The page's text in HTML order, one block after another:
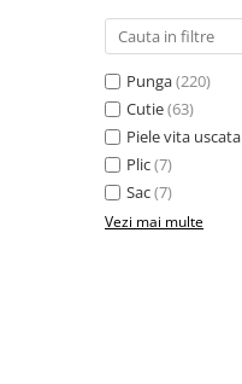
Punga(220)
Cutie(63)
Piele vita uscata
Plic(7)
Sac(7)
Vezi mai multe